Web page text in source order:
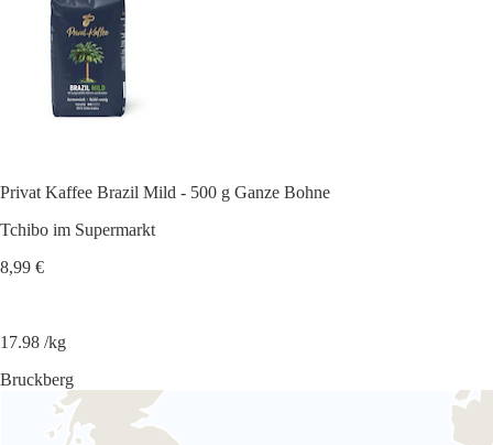
Privat Kaffee Brazil Mild - 500 g Ganze Bohne
Tchibo im Supermarkt
8,99 €
17.98 /kg
Bruckberg